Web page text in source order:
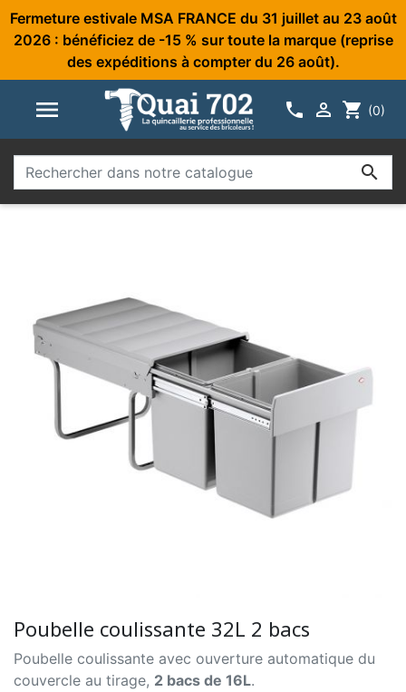
Fermeture estivale MSA FRANCE du 31 juillet au 23 août
2026 : bénéficiez de -15 % sur toute la marque (reprise
des expéditions à compter du 26 août).
   shopping_cart (0)

Poubelle coulissante 32L 2 bacs
Poubelle coulissante avec ouverture automatique du
couvercle au tirage, 2 bacs de 16L.